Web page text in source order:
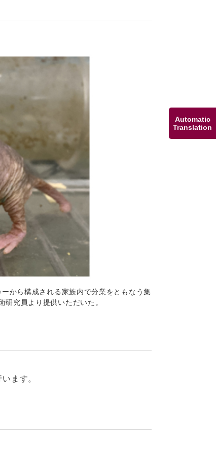
Automatic
Translation
から構成される家族内で分業をともなう集
究員より提供いただいた。
ます。